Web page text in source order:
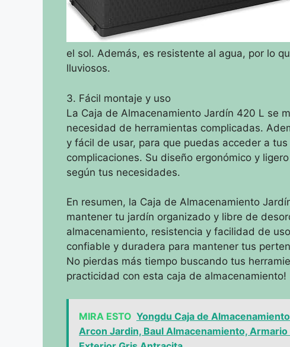
el sol. Además, es resistente al agua, por lo
lluviosos.
3. Fácil montaje y uso
La Caja de Almacenamiento Jardín 420 L se
necesidad de herramientas complicadas.
y fácil de usar, para que puedas acceder a
complicaciones. Su diseño ergonómico y
según tus necesidades.
En resumen, la Caja de Almacenamiento
mantener tu jardín organizado y libre de
almacenamiento, resistencia y facilidad de
confiable y duradera para mantener tus
No pierdas más tiempo buscando tus
practicidad con esta caja de almacenamiento!
MIRA ESTO Yongdu Caja de
Arcon Jardin, Baul Almacenamiento,